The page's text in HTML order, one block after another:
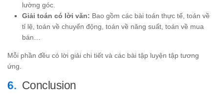
lường góc.
Giải toán có lời văn: Bao gồm các bài toán thực tế, toán về
tỉ lệ, toán về chuyển động, toán về năng suất, toán về mua
bán…
Mỗi phần đều có lời giải chi tiết và các bài tập luyện tập tương
ứng.
Conclusion